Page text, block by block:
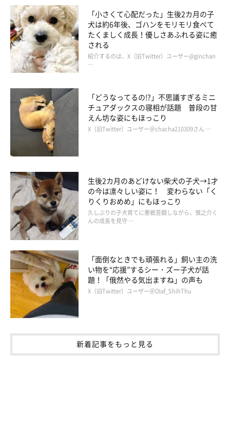
「小さくて心配だった」生後2カ月の子
犬は約6年後、ゴハンをモリモリ食べて
たくましく成長！優しさあふれる姿に癒
される
紹介するのは、X（旧Twitter）ユーザー@ginchan
…
「どうなってるの!?」不思議すぎるミニ
チュアダックスの寝相が話題 普段の甘
えん坊な姿にもほっこり
X（旧Twitter）ユーザー＠chacha210309さん …
生後2カ月のあどけない柴犬の子犬→1才
の今は凛々しい姿に！ 変わらない「く
りくりおめめ」にもほっこり
久しぶりの子犬育てに悪戦苦闘しながら、慎之介く
んの成長を見守 …
「面倒なときでも頑張れる」飼い主の洗
い物を“応援”するシー・ズー子犬が話
題！「俄然やる気出ますね」の声も
X（旧Twitter）ユーザー＠Olaf_ShihThu
新着記事をもっと見る